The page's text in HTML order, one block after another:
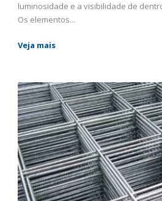
luminosidade e a visibilidade de
Os elementos...
Veja mais